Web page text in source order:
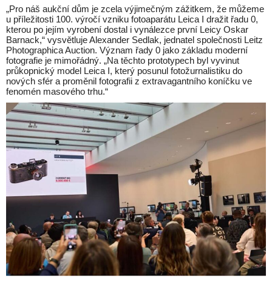
„Pro náš aukční dům je zcela výjimečným zážitkem, že můžeme
u příležitosti 100. výročí vzniku fotoaparátu Leica I dražit řadu 0,
kterou po jejím vyrobení dostal i vynálezce první Leicy Oskar
Barnack,“ vysvětluje Alexander Sedlak, jednatel společnosti Leitz
Photographica Auction. Význam řady 0 jako základu moderní
fotografie je mimořádný. „Na těchto prototypech byl vyvinut
průkopnický model Leica I, který posunul fotožurnalistiku do
nových sfér a proměnil fotografii z extravagantního koníčku ve
fenomén masového trhu.“